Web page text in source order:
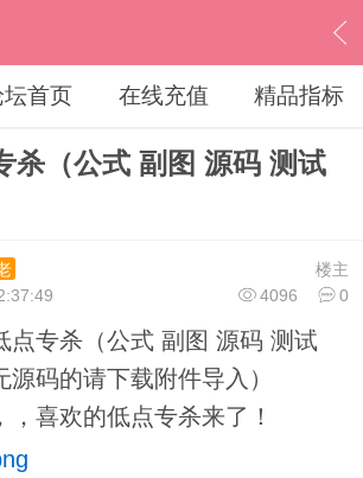
指标加密破解 › 内容
坛首页 在线充值 精品指标
杀（公式 副图 源码 测试
楼主
4096
0
点专杀（公式 副图 源码 测试
源码的请下载附件导入）
喜欢的低点专杀来了！